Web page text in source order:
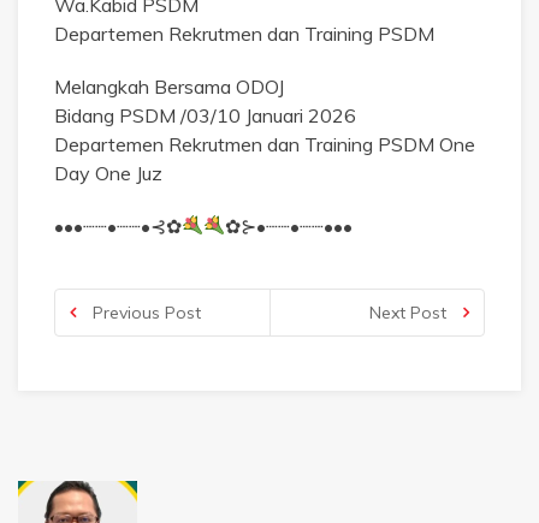
Departemen Rekrutmen dan Training PSDM
Melangkah Bersama ODOJ
Bidang PSDM /03/10 Januari 2026
Departemen Rekrutmen dan Training PSDM One
Day One Juz
•••┈┈•┈┈•⊰✿ ✿⊱•┈┈•┈┈•••
Previous Post Next Post